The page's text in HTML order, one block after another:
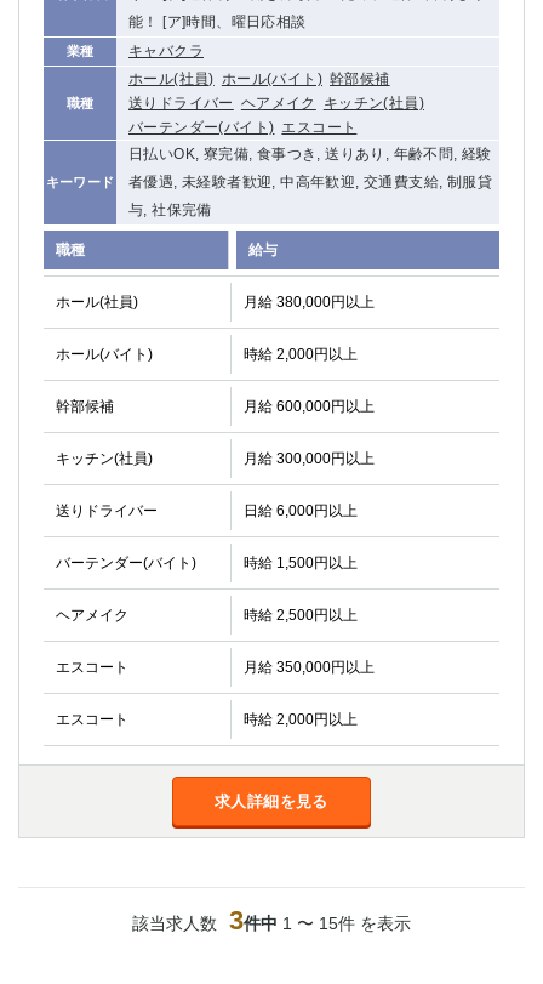
能！ [ア]時間、曜日応相談
業種 キャバクラ
職種
ホール(社員) ホール(バイト) 幹部候補
送りドライバー ヘアメイク
キッチン(社員)
バーテンダー(バイト) エスコート
キーワード
日払いOK, 寮完備, 食事つき, 送りあり, 年齢不問, 経験
者優遇, 未経験者歓迎, 中高年歓迎, 交通費支給, 制服貸
与, 社保完備
職種 給与
ホール(社員) 月給 380,000円以上
ホール(バイト) 時給 2,000円以上
幹部候補 月給 600,000円以上
キッチン(社員) 月給 300,000円以上
送りドライバー 日給 6,000円以上
バーテンダー(バイト) 時給 1,500円以上
ヘアメイク 時給 2,500円以上
エスコート 月給 350,000円以上
エスコート 時給 2,000円以上
求人詳細を見る
該当求人数 3件中 1 〜 15件 を表示
館林
該当求人 0件 選択した内容で設定